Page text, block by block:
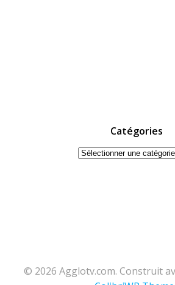
Catégories
Catégories
© 2026 Agglotv.com. Construit